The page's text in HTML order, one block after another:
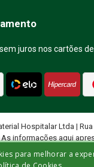
juros nos cartões
Hospitalar Ltda | Rua
informações aqui
para melhorar a